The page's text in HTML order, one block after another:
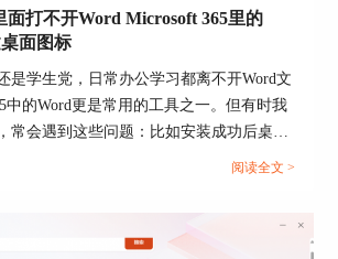
面打不开Word Microsoft 365里的
面图标
是学生党，日常办公学习都离不开Word文
中的Word更是常用的工具之一。但有时我
常会遇到这些问题：比如安装成功后桌面
标，或者图标存在却无法打开Word，这是
，Microsoft 365里的Word怎么创建桌面图
助大家提升办公效率。...
阅读全文 >